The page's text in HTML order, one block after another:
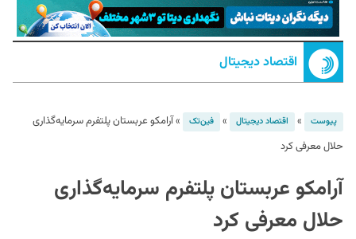
اقتصاد دیجیتال
پیوست » اقتصاد دیجیتال » فین‌تک »آرامکو عربستان پلتفرم سرمایه‌گذاری
حلال معرفی کرد
آرامکو عربستان پلتفرم سرمایه‌گذاری
حلال معرفی کرد